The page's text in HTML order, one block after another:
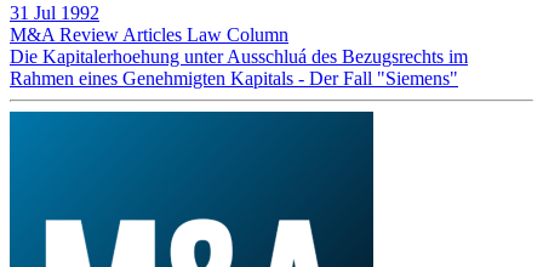
31 Jul 1992
M&A Review Articles Law Column
Die Kapitalerhoehung unter Ausschluá des Bezugsrechts im
Rahmen eines Genehmigten Kapitals - Der Fall "Siemens"